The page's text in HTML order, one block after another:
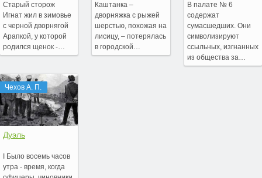
Старый сторож
Игнат жил в зимовье
с черной дворнягой
Арапкой, у которой
родился щенок -…
Чехов А. П.
Дуэль
I Было восемь часов
утра - время, когда
Каштанка –
дворняжка с рыжей
шерстью, похожая на
лисицу, – потерялась
в городской…
В палате № 6
содержат
сумасшедших. Они
символизируют
ссыльных, изгнанных
из общества за…